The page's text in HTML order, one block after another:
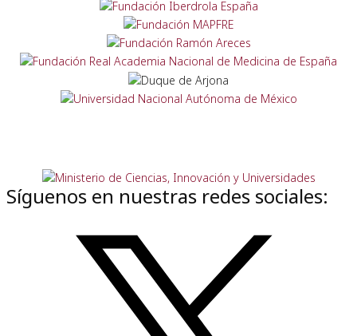
Síguenos en nuestras redes sociales: